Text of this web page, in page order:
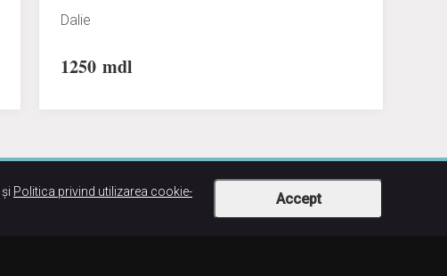
Dalie
1250 mdl
și Politica privind utilizarea cookie-
Accept